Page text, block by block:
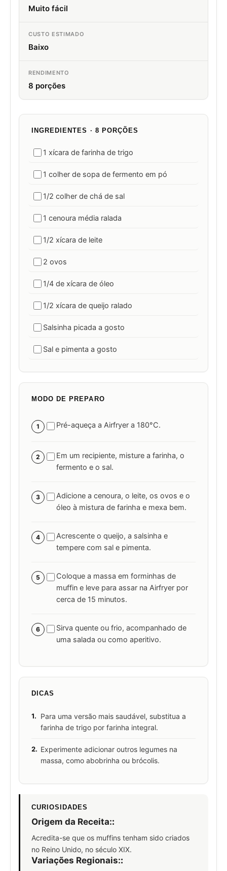
Muito fácil
CUSTO ESTIMADO
Baixo
RENDIMENTO
8 porções
INGREDIENTES · 8 PORÇÕES
1 xícara de farinha de trigo
1 colher de sopa de fermento em pó
1/2 colher de chá de sal
1 cenoura média ralada
1/2 xícara de leite
2 ovos
1/4 de xícara de óleo
1/2 xícara de queijo ralado
Salsinha picada a gosto
Sal e pimenta a gosto
MODO DE PREPARO
1 Pré-aqueça a Airfryer a 180°C.
2
Em um recipiente, misture a farinha, o
fermento e o sal.
3
Adicione a cenoura, o leite, os ovos e o
óleo à mistura de farinha e mexa bem.
4
Acrescente o queijo, a salsinha e
tempere com sal e pimenta.
5
Coloque a massa em forminhas de
muffin e leve para assar na Airfryer por
cerca de 15 minutos.
6
Sirva quente ou frio, acompanhado de
uma salada ou como aperitivo.
DICAS
1.
Para uma versão mais saudável, substitua a
farinha de trigo por farinha integral.
2. Experimente adicionar outros legumes na
massa, como abobrinha ou brócolis.
CURIOSIDADES
Origem da Receita::
Acredita-se que os muffins tenham sido criados
no Reino Unido, no século XIX.
Variações Regionais::